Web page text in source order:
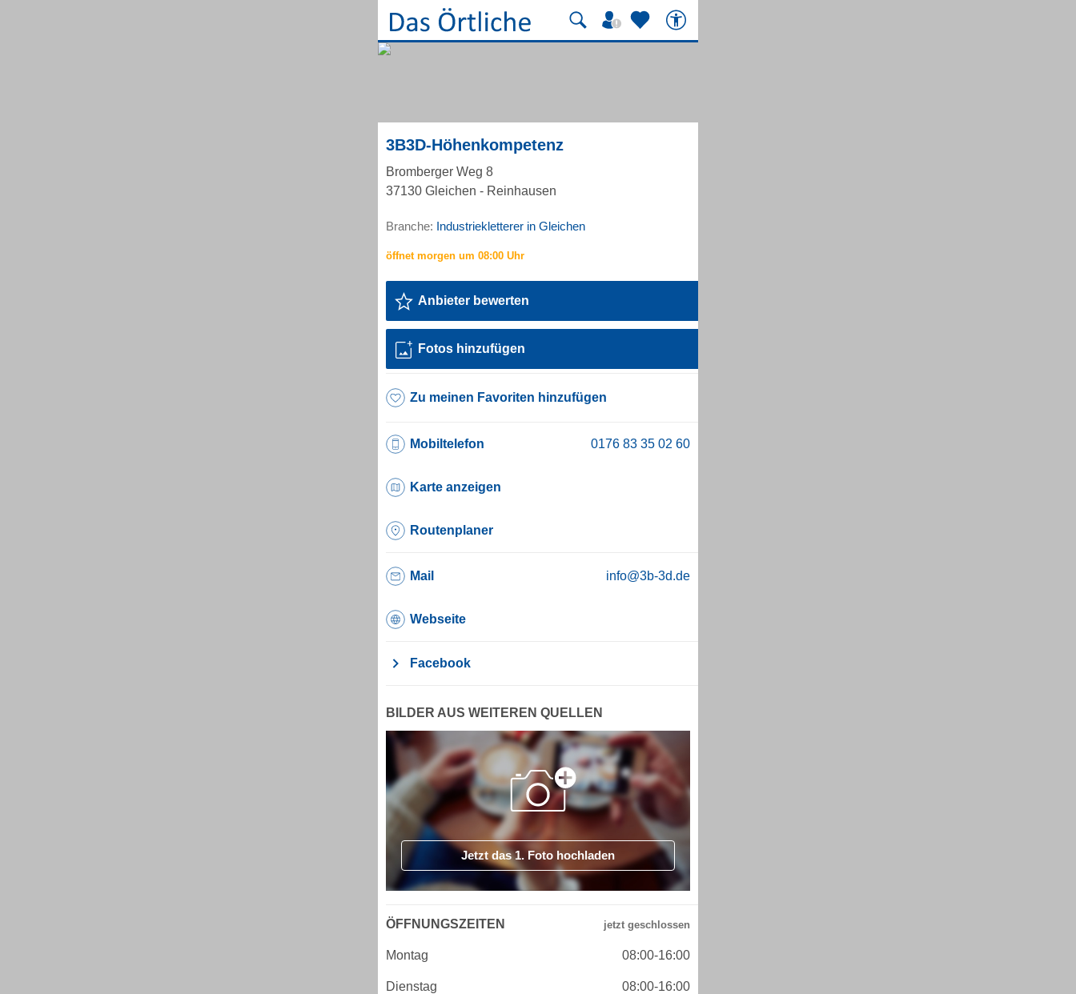
3B3D-Höhenkompetenz
Bromberger Weg 8
37130 Gleichen - Reinhausen
Branche: Industriekletterer in Gleichen
Anbieter bewerten
Fotos hinzufügen
Zu meinen Favoriten hinzufügen
Mobiltelefon
Karte anzeigen
Routenplaner
Mail info@3b-3d.de
Webseite
Facebook
BILDER AUS WEITEREN QUELLEN
Jetzt das 1. Foto hochladen
ÖFFNUNGSZEITEN
Montag 08:00-16:00
Dienstag 08:00-16:00